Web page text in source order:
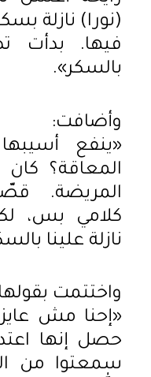
(نورا) نازلة
فيها. بدأت
بالسكر».
وأضافت:
«ينفع
المعاقة؟ كان
المريضة.
كلامي بس،
نازلة علينا
واختتمت
«إحنا مش
حصل إنها
سمعتوا من